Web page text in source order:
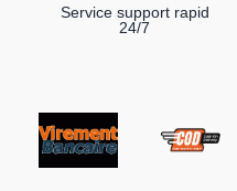
Service support rapid
24/7